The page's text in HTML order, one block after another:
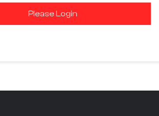
Please Login